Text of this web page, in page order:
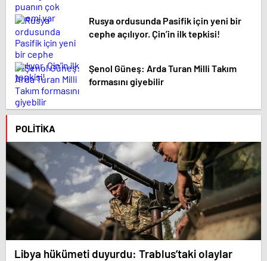
Rusya ordusunda Pasifik için yeni bir
cephe açılıyor. Çin’in ilk tepkisi!
Şenol Güneş: Arda Turan Milli Takım
formasını giyebilir
POLITIKA
Libya hükümeti duyurdu: Trablus’taki olaylar